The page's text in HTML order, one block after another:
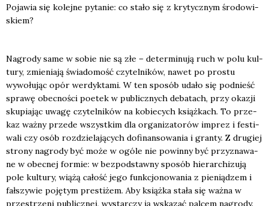
Poja­wia się kolej­ne pyta­nie: co sta­ło się z kry­tycz­nym śro­do­wi­
skiem?
Nagro­dy same w sobie nie są złe – deter­mi­nu­ją ruch w polu kul­
tu­ry, zmie­nia­ją świa­do­mość czy­tel­ni­ków, nawet po pro­stu
wywo­łu­jąc opór wer­dyk­ta­mi. W ten spo­sób uda­ło się pod­nieść
spra­wę obec­no­ści poetek w publicz­nych deba­tach, przy oka­zji
sku­pia­jąc uwa­gę czy­tel­ni­ków na kobie­cych książ­kach. To prze­
kaz waż­ny przede wszyst­kim dla orga­ni­za­to­rów imprez i festi­
wa­li czy osób roz­dzie­la­ją­cych dofi­nan­so­wa­nia i gran­ty. Z dru­giej
stro­ny nagro­dy być może w ogó­le nie powin­ny być przy­zna­wa­
ne w obec­nej for­mie: w bez­pod­staw­ny spo­sób hie­rar­chi­zu­ją
pole kul­tu­ry, wią­żą całość jego funk­cjo­no­wa­nia z pie­nią­dzem i
fał­szy­wie poję­tym pre­sti­żem. Aby książ­ka sta­ła się waż­na w
prze­strze­ni publicz­nej, wystar­czy ją wska­zać pal­cem nagro­dy.